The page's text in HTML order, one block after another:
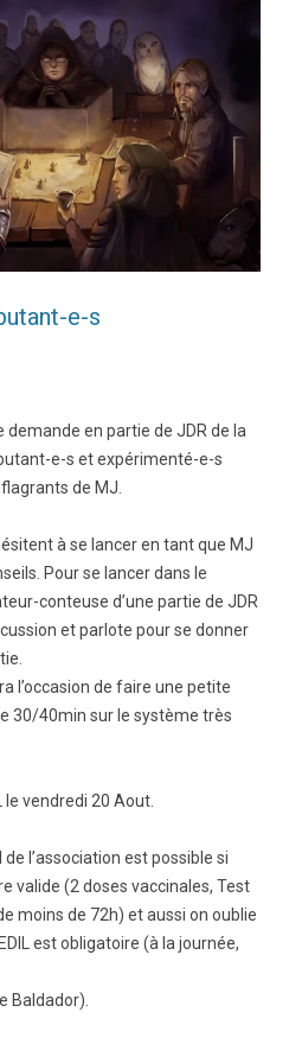
e-s
demande en partie de JDR de la
e-s et expérimenté-e-s
de MJ.
à se lancer en tant que MJ
Pour se lancer dans le
conteuse d’une partie de JDR
et parlote pour se donner
l’occasion de faire une petite
30/40min sur le système très
le vendredi 20 Aout.
l’association est possible si
valide (2 doses vaccinales, Test
moins de 72h) et aussi on oublie
est obligatoire (à la journée,
Baldador).